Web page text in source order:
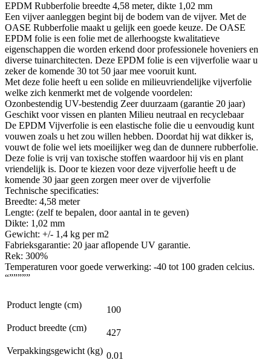
EPDM Rubberfolie breedte 4,58 meter, dikte 1,02 mm
Een vijver aanleggen begint bij de bodem van de vijver. Met de
OASE Rubberfolie maakt u gelijk een goede keuze. De OASE
EPDM folie is een folie met de allerhoogste kwalitatieve
eigenschappen die worden erkend door professionele hoveniers en
diverse tuinarchitecten. Deze EPDM folie is een vijverfolie waar u
zeker de komende 30 tot 50 jaar mee vooruit kunt.
Met deze folie heeft u een solide en milieuvriendelijke vijverfolie
welke zich kenmerkt met de volgende voordelen:
Ozonbestendig UV-bestendig Zeer duurzaam (garantie 20 jaar)
Geschikt voor vissen en planten Milieu neutraal en recyclebaar
De EPDM Vijverfolie is een elastische folie die u eenvoudig kunt
vouwen zoals u het zou willen hebben. Doordat hij wat dikker is,
vouwt de folie wel iets moeilijker weg dan de dunnere rubberfolie.
Deze folie is vrij van toxische stoffen waardoor hij vis en plant
vriendelijk is. Door te kiezen voor deze vijverfolie heeft u de
komende 30 jaar geen zorgen meer over de vijverfolie
Technische specificaties:
Breedte: 4,58 meter
Lengte: (zelf te bepalen, door aantal in te geven)
Dikte: 1,02 mm
Gewicht: +/- 1,4 kg per m2
Fabrieksgarantie: 20 jaar aflopende UV garantie.
Rek: 300%
Temperaturen voor goede verwerking: -40 tot 100 graden celcius.
“”””””
Product lengte (cm)
100
Product breedte (cm)
427
Verpakkingsgewicht (kg) 0.01